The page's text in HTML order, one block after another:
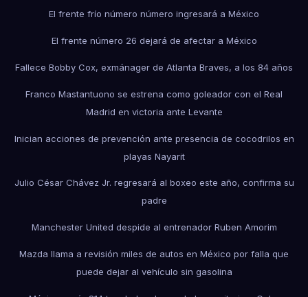
El frente frío número número ingresará a México
El frente número 26 dejará de afectar a México
Fallece Bobby Cox, exmánager de Atlanta Braves, a los 84 años
Franco Mastantuono se estrena como goleador con el Real
Madrid en victoria ante Levante
Inician acciones de prevención ante presencia de cocodrilos en
playas Nayarit
Julio César Chávez Jr. regresará al boxeo este año, confirma su
padre
Manchester United despide al entrenador Ruben Amorim
Mazda llama a revisión miles de autos en México por falla que
puede dejar al vehículo sin gasolina